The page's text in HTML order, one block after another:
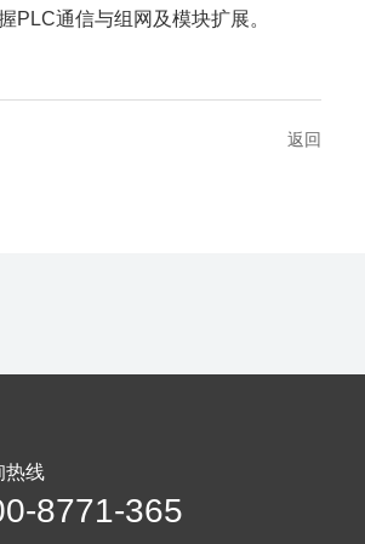
PLC通信与组网及模块扩展。
返回
热线
8771-365